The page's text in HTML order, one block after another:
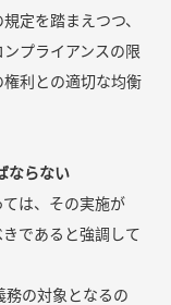
定を踏まえつつ、
プライアンスの限
利との適切な均衡
ならない
ては、その実施が
であると強調して
務の対象となるの